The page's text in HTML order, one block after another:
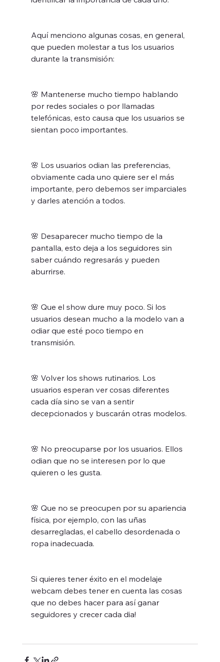
Aquí menciono algunas cosas, en general,
que pueden molestar a tus los usuarios
durante la transmisión:
🌸 Mantenerse mucho tiempo hablando
por redes sociales o por llamadas
telefónicas, esto causa que los usuarios se
sientan poco importantes.
🌸 Los usuarios odian las preferencias,
obviamente cada uno quiere ser el más
importante, pero debemos ser imparciales
y darles atención a todos.
🌸 Desaparecer mucho tiempo de la
pantalla, esto deja a los seguidores sin
saber cuándo regresarás y pueden
aburrirse.
🌸 Que el show dure muy poco. Si los
usuarios desean mucho a la modelo van a
odiar que esté poco tiempo en
transmisión.
🌸 Volver los shows rutinarios. Los
usuarios esperan ver cosas diferentes
cada día sino se van a sentir
decepcionados y buscarán otras modelos.
🌸 No preocuparse por los usuarios. Ellos
odian que no se interesen por lo que
quieren o les gusta.
🌸 Que no se preocupen por su apariencia
física, por ejemplo, con las uñas
desarregladas, el cabello desordenada o
ropa inadecuada.
Si quieres tener éxito en el modelaje
webcam debes tener en cuenta las cosas
que no debes hacer para así ganar
seguidores y crecer cada dia!